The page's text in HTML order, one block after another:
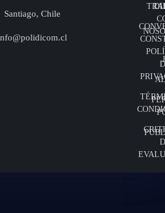
Santiago, Chile